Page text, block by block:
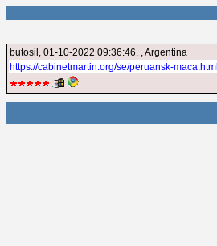
butosil , 01-10-2022 09:36:46, , Argentina
https://cabinetmartin.org/se/peruansk-maca.html